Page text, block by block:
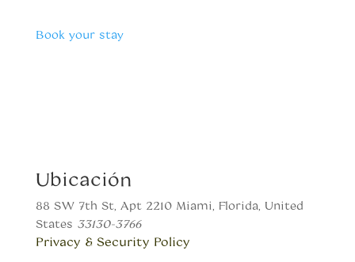
Book your stay
Ubicación
88 SW 7th St, Apt 2210 Miami, Florida, United
States 33130-3766
Privacy & Security Policy